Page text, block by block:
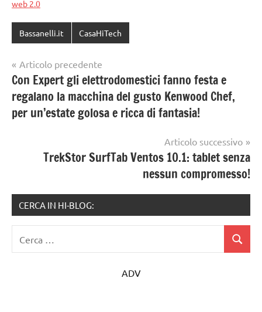
web 2.0
Bassanelli.it CasaHiTech
Navigazione
articoli
Articolo precedente
Con Expert gli elettrodomestici fanno festa e
regalano la macchina del gusto Kenwood Chef,
per un’estate golosa e ricca di fantasia!
Articolo successivo
TrekStor SurfTab Ventos 10.1: tablet senza
nessun compromesso!
CERCA IN HI-BLOG:
per:
Cerca
ADV